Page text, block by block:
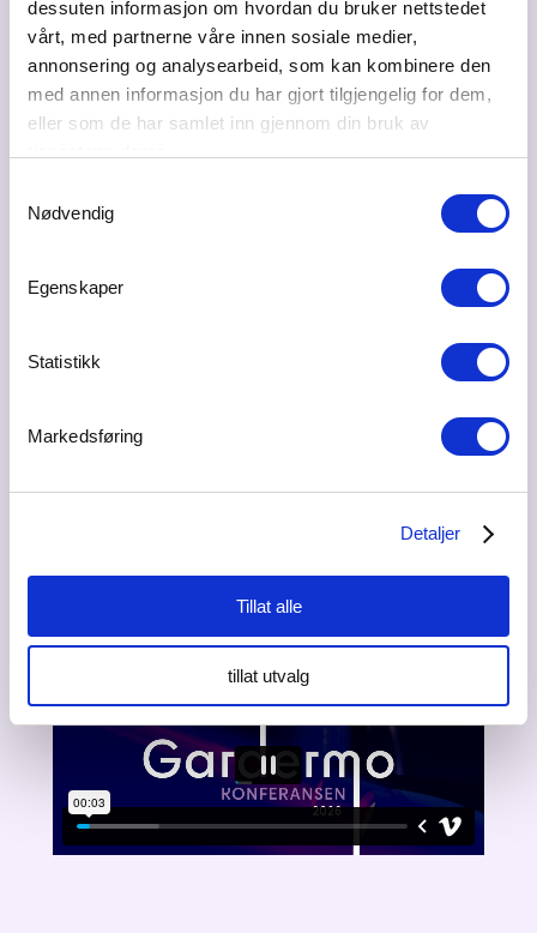
dessuten informasjon om hvordan du bruker nettstedet
vårt, med partnerne våre innen sosiale medier,
annonsering og analysearbeid, som kan kombinere den
med annen informasjon du har gjort tilgjengelig for dem,
eller som de har samlet inn gjennom din bruk av
Nødvendig
Egenskaper
Statistikk
Markedsføring
Detaljer
Tillat alle
tillat utvalg